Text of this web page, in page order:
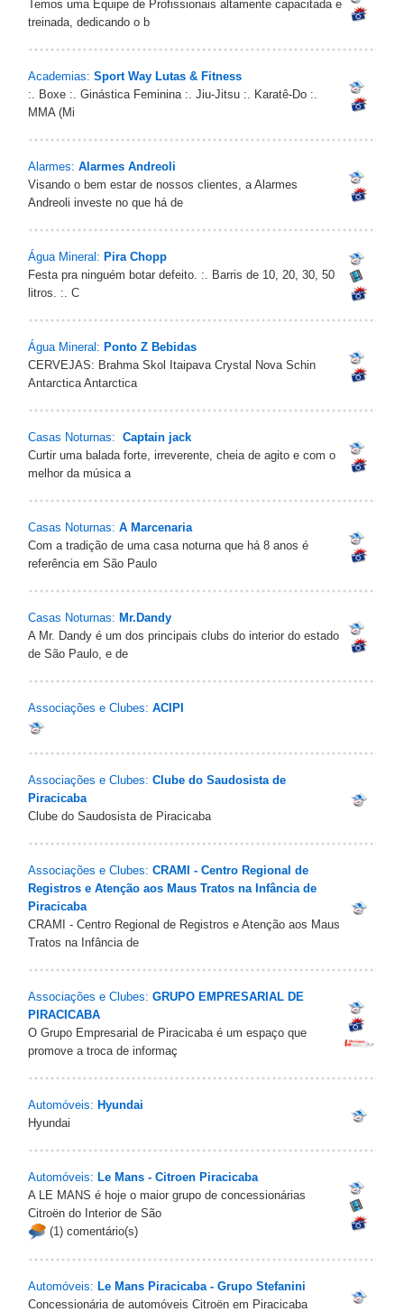
Temos uma Equipe de Profissionais altamente capacitada e
treinada, dedicando o b
Academias: Sport Way Lutas & Fitness
:. Boxe :. Ginástica Feminina :. Jiu-Jitsu :. Karatê-Do :.
MMA (Mi
Alarmes: Alarmes Andreoli
Visando o bem estar de nossos clientes, a Alarmes
Andreoli investe no que há de
Água Mineral: Pira Chopp
Festa pra ninguém botar defeito. :. Barris de 10, 20, 30, 50
litros. :. C
Água Mineral: Ponto Z Bebidas
CERVEJAS: Brahma Skol Itaipava Crystal Nova Schin
Antarctica Antarctica
Casas Noturnas: Captain jack
Curtir uma balada forte, irreverente, cheia de agito e com o
melhor da música a
Casas Noturnas: A Marcenaria
Com a tradição de uma casa noturna que há 8 anos é
referência em São Paulo
Casas Noturnas: Mr.Dandy
A Mr. Dandy é um dos principais clubs do interior do estado
de São Paulo, e de
Associações e Clubes: ACIPI
Associações e Clubes: Clube do Saudosista de
Piracicaba
Clube do Saudosista de Piracicaba
Associações e Clubes: CRAMI - Centro Regional de
Registros e Atenção aos Maus Tratos na Infância de
Piracicaba
CRAMI - Centro Regional de Registros e Atenção aos Maus
Tratos na Infância de
Associações e Clubes: GRUPO EMPRESARIAL DE
PIRACICABA
O Grupo Empresarial de Piracicaba é um espaço que
promove a troca de informaç
Automóveis: Hyundai
Hyundai
Automóveis: Le Mans - Citroen Piracicaba
A LE MANS é hoje o maior grupo de concessionárias
Citroën do Interior de São
(1) comentário(s)
Automóveis: Le Mans Piracicaba - Grupo Stefanini
Concessionária de automóveis Citroën em Piracicaba